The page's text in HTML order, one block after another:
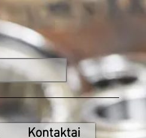
Kontaktai